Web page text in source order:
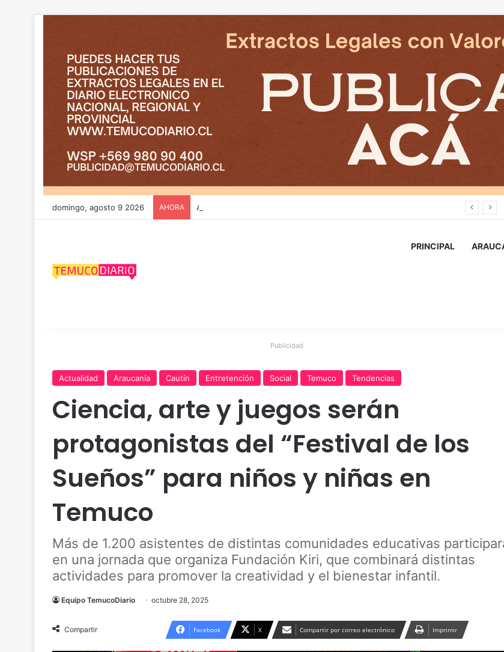
domingo, agosto 9 2026 AHORA
PRINCIPAL
Publicidad
Actualidad Araucanía Cautín Entretención Social Temuco Tendencias
Ciencia, arte y juegos serán
protagonistas del “Festival de los
Sueños” para niños y niñas en
Temuco
Más de 1.200 asistentes de distintas comunidades educativas
en una jornada que organiza Fundación Kiri, que combinará distintas
actividades para promover la creatividad y el bienestar infantil.
Equipo TemucoDiario octubre 28, 2025
Compartir Facebook X Compartir por correo electrónico Imprimir